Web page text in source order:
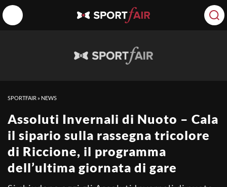
SPORTFAIR » NEWS
Assoluti Invernali di Nuoto – Cala
il sipario sulla rassegna tricolore
di Riccione, il programma
dell’ultima giornata di gare